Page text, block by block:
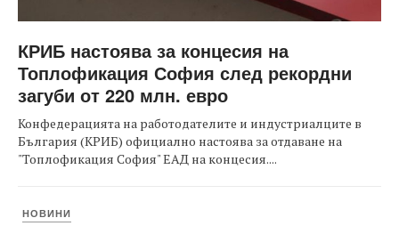
КРИБ настоява за концесия на
Топлофикация София след рекордни
загуби от 220 млн. евро
Конфедерацията на работодателите и индустриалците в
България (КРИБ) официално настоява за отдаване на
"Топлофикация София" ЕАД на концесия....
НОВИНИ